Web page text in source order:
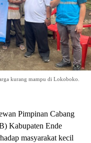
kurang mampu di Lokoboko.
Pimpinan Cabang
Kabupaten Ende
masyarakat kecil